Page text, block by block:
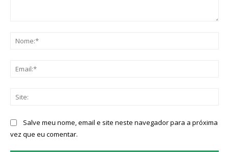
Salve meu nome, email e site neste navegador para a próxima
vez que eu comentar.